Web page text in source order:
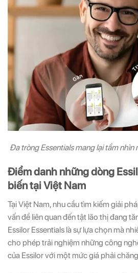
Đa tròng Essentials mang lại tầm nhìn
Điểm danh những dòng
biến tại Việt Nam
Tại Việt Nam, nhu cầu tìm kiếm giải
vấn đề liên quan đến tật lão thị đang
Essilor Essentials là sự lựa chọn mà
cho phép trải nghiệm những công
của Essilor với một mức giá phải